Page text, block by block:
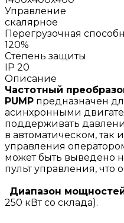
Управление
скалярное
Перегрузочная
120%
Степень защиты
IP 20
Описание
Частотный
PUMP предназначен
асинхронными
поддерживать
в автоматическом,
управления
может быть выведено
пульт управления, что
Диапазон
250 кВт со склада).